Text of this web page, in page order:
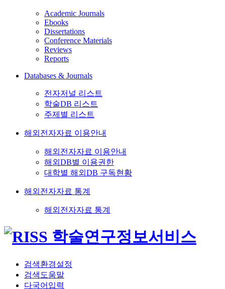
Academic Journals
Ebooks
Dissertations
Conference Materials
Reviews
Reports
Databases & Journals
전자저널 리스트
학술DB 리스트
주제별 리스트
해외전자자료 이용안내
해외전자자료 이용안내
해외DB별 이용권한
대학별 해외DB 구독현황
해외전자자료 통계
해외전자자료 통계
검색환경설정
검색도움말
다국어입력